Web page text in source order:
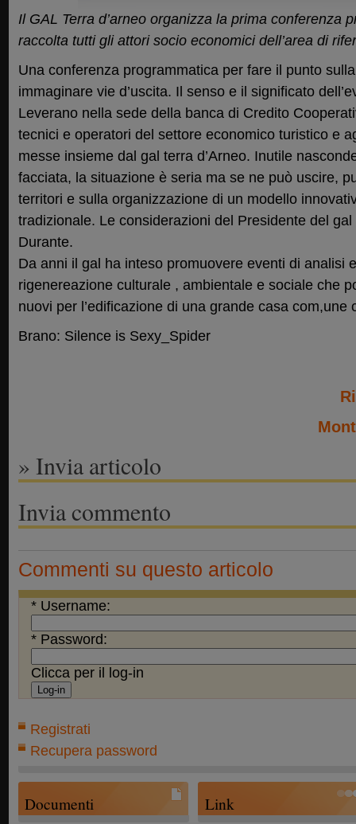
Il GAL Terra d’arneo organizza la prima conferenza
raccolta tutti gli attori socio economici dell’area di
Una conferenza programmatica per fare il punto
immaginare vie d’uscita. Il senso e il significato
Leverano nella sede della banca di Credito
tecnici e operatori del settore economico turistico e
messe insieme dal gal terra d’Arneo. Inutile
facciata, la situazione è seria ma se ne può uscire,
territori e sulla organizzazione di un modello
tradizionale. Le considerazioni del Presidente del gal
Durante.
Da anni il gal ha inteso promuovere eventi di analisi
rigenereazione culturale , ambientale e sociale che
nuovi per l’edificazione di una grande casa com,une
Brano: Silence is Sexy_Spider
» Invia articolo
Invia commento
Commenti su questo articolo
* Username:
* Password:
Clicca per il log-in
Registrati
Recupera password
Documenti Link